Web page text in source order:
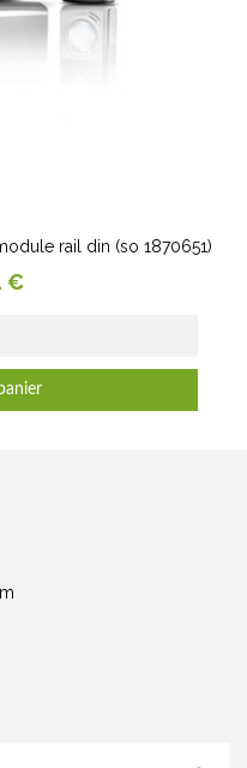
rail din (so 1870651)
€